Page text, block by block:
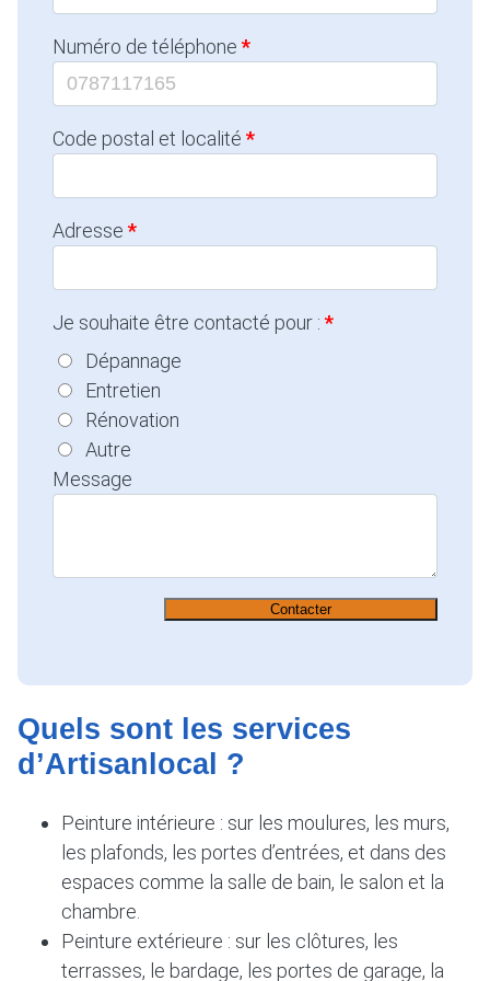
Numéro de téléphone
Code postal et localité
Adresse
Je souhaite être contacté pour :
Dépannage
Entretien
Rénovation
Autre
Message
Contacter
Quels sont les services
d’Artisanlocal ?
Peinture intérieure : sur les moulures, les murs,
les plafonds, les portes d’entrées, et dans des
espaces comme la salle de bain, le salon et la
chambre.
Peinture extérieure : sur les clôtures, les
terrasses, le bardage, les portes de garage, la